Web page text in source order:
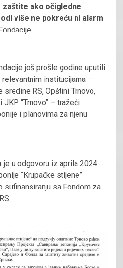
zaštite ako očigledne
više ne pokreću ni alarm
još prošle godine uputili
institucijama –
sredine RS, Opštini Trnovo,
JKP “Trnovo” – tražeći
i planovima za njenu
je u odgovoru iz aprila 2024.
“Krupačke stijene”
sufinansiranju sa Fondom za